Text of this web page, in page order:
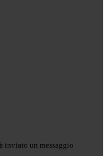
inviato un messaggio